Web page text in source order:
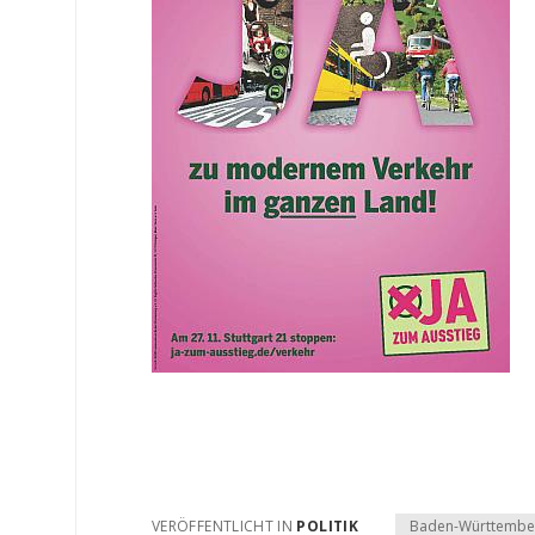
VERÖFFENTLICHT IN POLITIK Baden-